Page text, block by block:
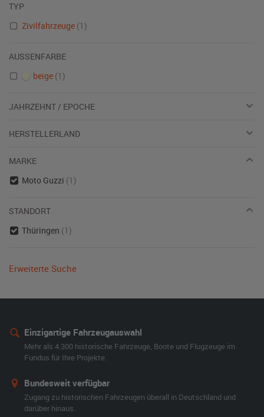
TYP
Zivilfahrzeuge (1)
AUSSENFARBE
beige (1)
JAHRZEHNT / EPOCHE
HERSTELLERLAND
MARKE
Moto Guzzi (1)
STANDORT
Thüringen (1)
Erweiterte Suche
Einzigartige Fahrzeugauswahl
Mehr als 4.300 historische Fahrzeuge, Boote und Flugzeuge im
Fundus für Ihre Projekte.
Bundesweit verfügbar
Zugang zu historischen Fahrzeugen überall in Deutschland und
darüber hinaus.